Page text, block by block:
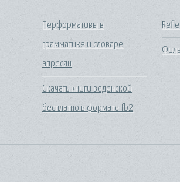
Перформативы в
грамматике и словаре
апресян
Скачать книги веденской
бесплатно в формате fb2